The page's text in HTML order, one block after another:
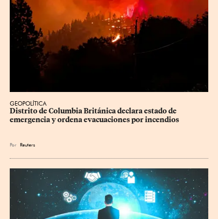
GEOPOLÍTICA
Distrito de Columbia Británica declara estado de
emergencia y ordena evacuaciones por incendios
Por Reuters